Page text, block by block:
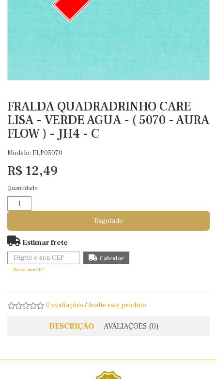
FRALDA QUADRADRINHO CARE
LISA - VERDE AGUA - ( 5070 - AURA
FLOW ) - JH4 - C
Modelo: FLP05070
R$ 12,49
Quantidade
Esgotado
Estimar frete
Não sei meu CEP
0 avaliações /Avalie este produto
DESCRIÇÃO AVALIAÇÕES (0)